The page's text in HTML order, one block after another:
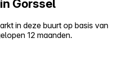
Gorssel
in deze buurt op basis van
12 maanden.